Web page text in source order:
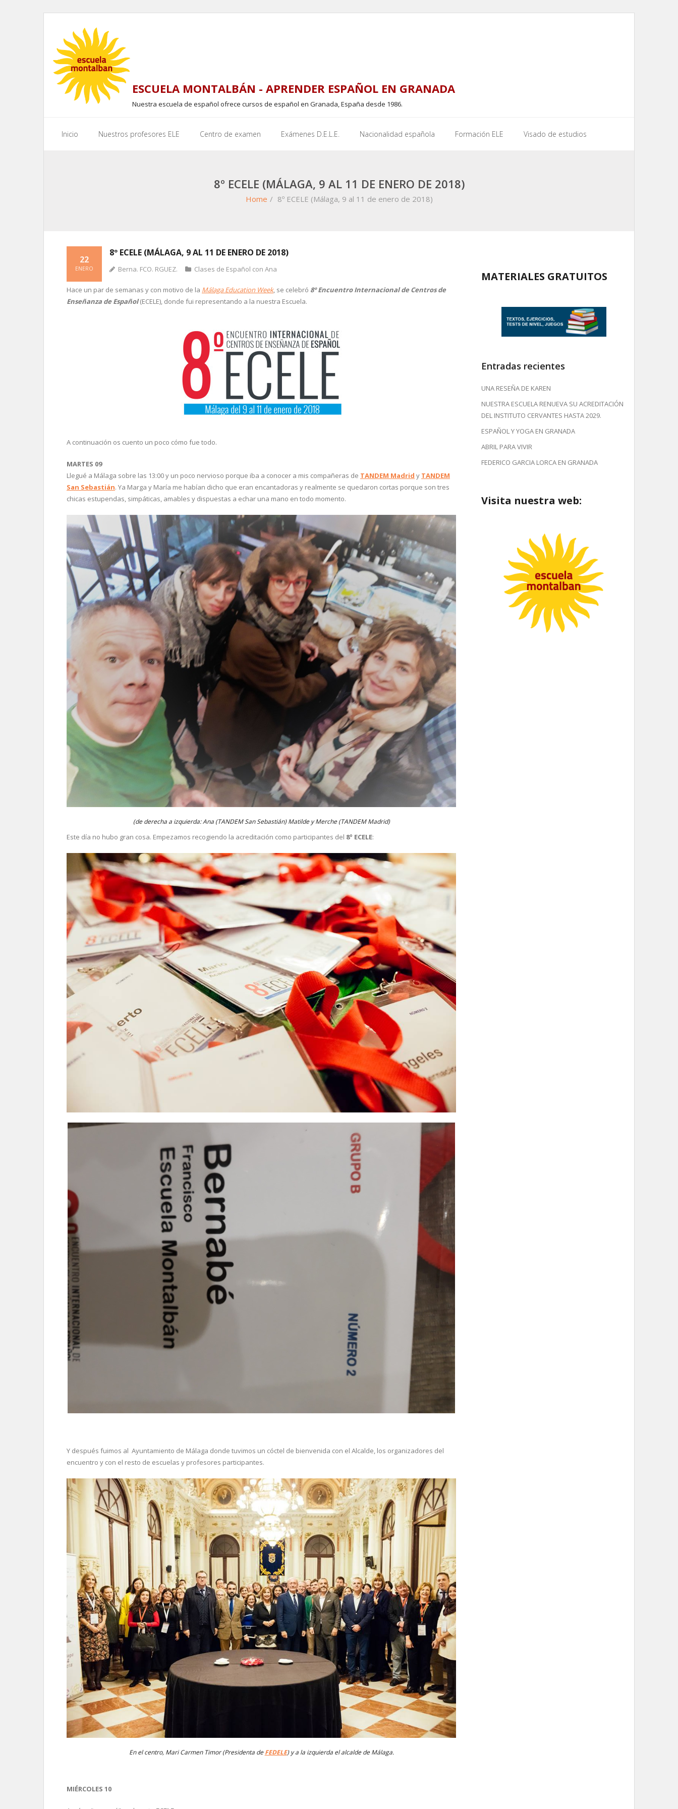
content
ESCUELA MONTALBÁN - APRENDER ESPAÑOL EN GRANADA
Nuestra escuela de español ofrece cursos de español en Granada, España desde 1986.
Inicio Nuestros profesores ELE Centro de examen Exámenes D.E.L.E. Nacionalidad española Formación ELE Visado de estudios
8º ECELE (MÁLAGA, 9 AL 11 DE ENERO DE 2018)
Home / 8º ECELE (Málaga, 9 al 11 de enero de 2018)
8º ECELE (MÁLAGA, 9 AL 11 DE ENERO DE 2018)
22
ENERO Berna. FCO. RGUEZ. Clases de Español con Ana
Hace un par de semanas y con motivo de la Málaga Education Week, se celebró 8º Encuentro Internacional de Centros de
Enseñanza de Español(ECELE), donde fui representando a la nuestra Escuela.
A continuación os cuento un poco cómo fue todo.
MARTES 09
Llegué a Málaga sobre las 13:00 y un poco nervioso porque iba a conocer a mis compañeras de TANDEM Madrid y TANDEM
San Sebastián. Ya Marga y María me habían dicho que eran encantadoras y realmente se quedaron cortas porque son tres
chicas estupendas, simpáticas, amables y dispuestas a echar una mano en todo momento.
(de derecha a izquierda: Ana (TANDEM San Sebastián) Matilde y Merche (TANDEM Madrid)
Este día no hubo gran cosa. Empezamos recogiendo la acreditación como participantes del 8º ECELE:
Y después fuimos al Ayuntamiento de Málaga donde tuvimos un cóctel de bienvenida con el Alcalde, los organizadores del
encuentro y con el resto de escuelas y profesores participantes.
En el centro, Mari Carmen Timor (Presidenta deFEDELE) y a la izquierda el alcalde de Málaga.
MIÉRCOLES 10
MATERIALES GRATUITOS
Entradas recientes
UNA RESEÑA DE KAREN
NUESTRA ESCUELA RENUEVA SU ACREDITACIÓN
DEL INSTITUTO CERVANTES HASTA 2029.
ESPAÑOL Y YOGA EN GRANADA
ABRIL PARA VIVIR
FEDERICO GARCIA LORCA EN GRANADA
Visita nuestra web: